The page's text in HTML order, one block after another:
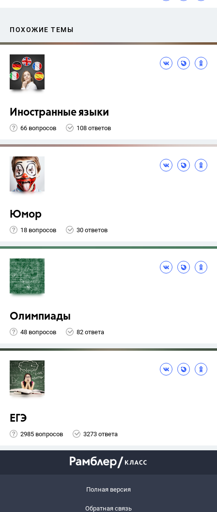
ПОХОЖИЕ ТЕМЫ
Иностранные языки
66 вопросов 108 ответов
Юмор
18 вопросов 30 ответов
Олимпиады
48 вопросов 82 ответа
ЕГЭ
2985 вопросов 3273 ответа
Полная версия
Обратная связь